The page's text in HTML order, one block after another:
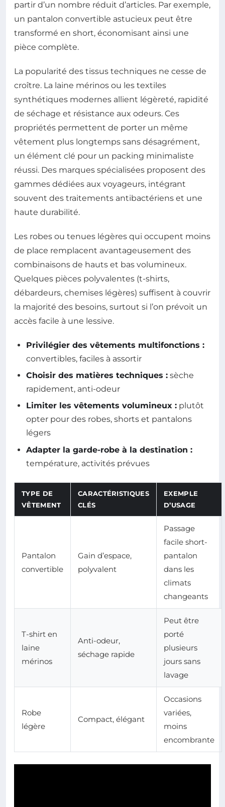
partir d’un nombre réduit d’articles. Par exemple,
un pantalon convertible astucieux peut être
transformé en short, économisant ainsi une
pièce complète.
La popularité des tissus techniques ne cesse de
croître. La laine mérinos ou les textiles
synthétiques modernes allient légèreté, rapidité
de séchage et résistance aux odeurs. Ces
propriétés permettent de porter un même
vêtement plus longtemps sans désagrément,
un élément clé pour un packing minimaliste
réussi. Des marques spécialisées proposent des
gammes dédiées aux voyageurs, intégrant
souvent des traitements antibactériens et une
haute durabilité.
Les robes ou tenues légères qui occupent moins
de place remplacent avantageusement des
combinaisons de hauts et bas volumineux.
Quelques pièces polyvalentes (t-shirts,
débardeurs, chemises légères) suffisent à couvrir
la majorité des besoins, surtout si l’on prévoit un
accès facile à une lessive.
Privilégier des vêtements multifonctions :
convertibles, faciles à assortir
Choisir des matières techniques : sèche
rapidement, anti-odeur
Limiter les vêtements volumineux : plutôt
opter pour des robes, shorts et pantalons
légers
Adapter la garde-robe à la destination :
température, activités prévues
TYPE DE
VÊTEMENT
CARACTÉRISTIQUES
CLÉS
EXEMPLE
D’USAGE
Pantalon
convertible
Gain d’espace,
polyvalent
Passage
facile short-
pantalon
dans les
climats
changeants
T-shirt en
laine
mérinos
Anti-odeur,
séchage rapide
Peut être
porté
plusieurs
jours sans
lavage
Robe
légère
Compact, élégant
Occasions
variées,
moins
encombrante